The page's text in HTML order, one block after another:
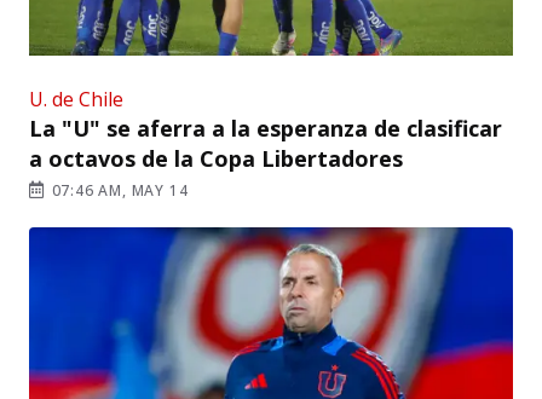
U. de Chile
La "U" se aferra a la esperanza de clasificar
a octavos de la Copa Libertadores
07:46 AM, MAY 14